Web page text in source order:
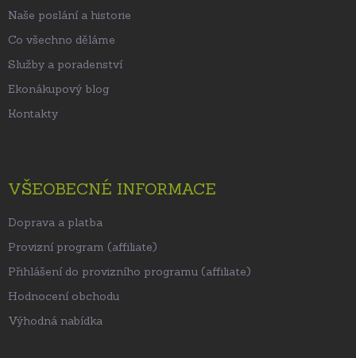
Naše poslání a historie
Co všechno děláme
Služby a poradenství
Ekonákupový blog
Kontakty
VŠEOBECNÉ INFORMACE
Doprava a platba
Provizní program (affiliate)
Přihlášení do provizního programu (affiliate)
Hodnocení obchodu
Výhodná nabídka